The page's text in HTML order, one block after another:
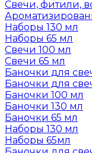
Свечи, фитили,
Наборы 130 мл
Наборы 65 мл
Свечи 100 мл
Свечи 65 мл
Баночки для
Баночки для
Баночки 100 мл
Баночки 130 мл
Баночки 65 мл
Наборы 130 мл
Наборы 65мл